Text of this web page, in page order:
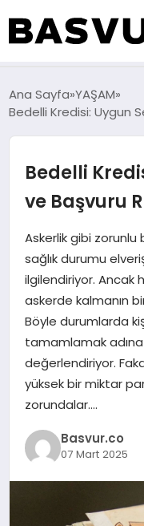
BAŞVURULAR
BAYILIKLER
İŞ FIKIRLERI
KRIPTO HABER
Ana Sayfa YAŞAM
Bedelli Kredisi: Uygun
Bedelli
ve Başvuru
Askerlik gibi
sağlık durumu
ilgilendiriyor. Ancak
askerde kalmanın
Böyle durumlarda
tamamlamak adına
değerlendiriyor.
yüksek bir miktar
zorundalar….
Basvur.co
07 Mart 2025